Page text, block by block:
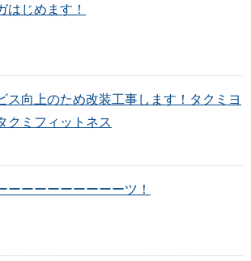
はじめます！
ス向上のため改装工事します！タクミヨ
クミフィットネス
ーーーーーーーーーツ！